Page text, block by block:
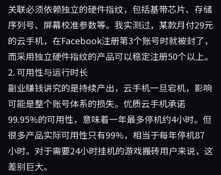
关联必须依赖独立的硬件指纹，包括基带芯片、存储
序列号、屏幕校准参数等。我实测过，某款月付29元
的云手机，在Facebook注册第3个账号时就被封了，
而采用独立硬件指纹的产品可以稳定注册50个以上。
2. 可用性与运行时长
副业赚钱讲究的是持续产出，云手机一旦宕机，影响
可能是整个账号体系的损失。优质云手机承诺
99.95%的可用性，意味着一年最多停机约4小时。但
很多产品实际可用性只有99%，相当于每年停机87
小时。对于需要24小时挂机的游戏搬砖用户来说，这
差别巨大。